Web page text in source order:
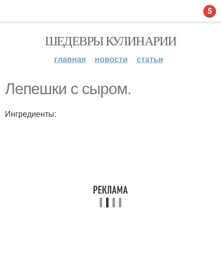
ШЕДЕВРЫ КУЛИНАРИИ
главная новости статьи
Лепешки с сыром.
Ингредиенты:
5